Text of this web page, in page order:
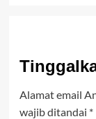
Alamat email
wajib ditandai *